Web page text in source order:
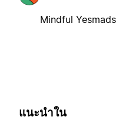
Mindful Yesmads
แนะนำใน